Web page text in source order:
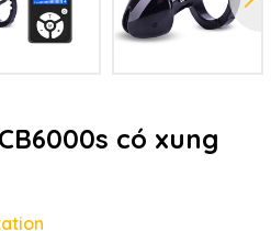
có xung